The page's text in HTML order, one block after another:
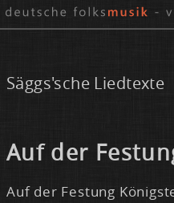
Säggs'sche Liedtexte
Auf der
Auf der Fes­tung